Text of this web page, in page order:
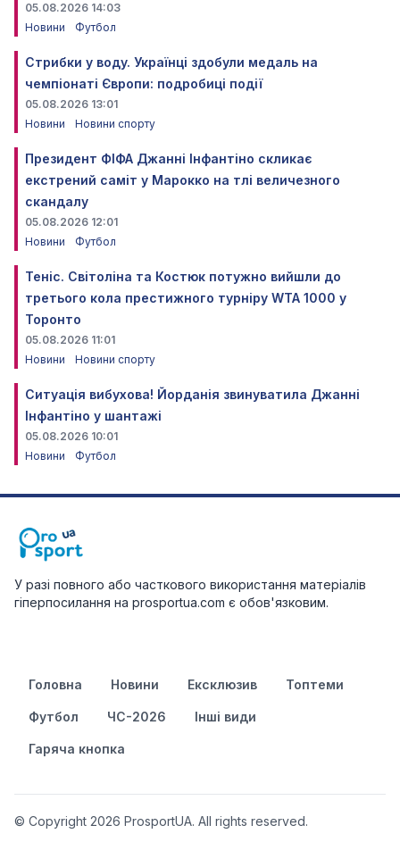
05.08.2026 14:03
Новини
Футбол
Стрибки у воду. Українці здобули медаль на
чемпіонаті Європи: подробиці події
05.08.2026 13:01
Новини
Новини спорту
Президент ФІФА Джанні Інфантіно скликає
екстрений саміт у Марокко на тлі величезного
скандалу
05.08.2026 12:01
Новини
Футбол
Теніс. Світоліна та Костюк потужно вийшли до
третього кола престижного турніру WTA 1000 у
Торонто
05.08.2026 11:01
Новини
Новини спорту
Ситуація вибухова! Йорданія звинуватила Джанні
Інфантіно у шантажі
05.08.2026 10:01
Новини
Футбол
У разі повного або часткового використання матеріалів
гіперпосилання на prosportua.com є обов'язковим.
Головна Новини Ексклюзив Топтеми
Футбол ЧС-2026 Інші види
Гаряча кнопка
© Copyright 2026 ProsportUA. All rights reserved.